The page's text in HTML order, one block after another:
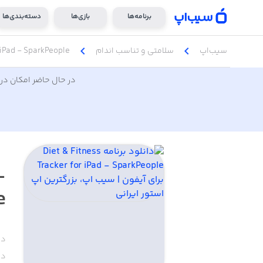
برنامه‌ها بازی‌ها دسته‌بندی‌ها
سیب‌اپ chevron_left سلامتی و تناسب اندام chevron_left
- SparkPeople
در حال حاضر امکان